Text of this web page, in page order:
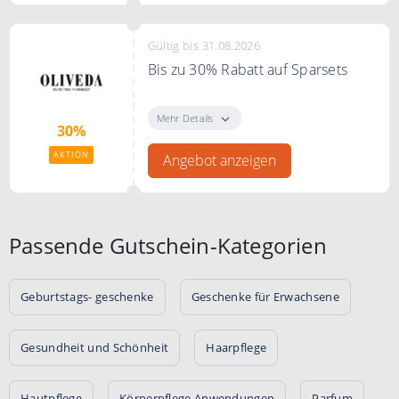
Gilt für alle Kunden und das
gesamte Sortiment.
30%
AKTION
Gültig bis 31.08.2026
Bis zu 30% Rabatt auf Sparsets
ausgewählte Sparsets.
Mehr Details
Angebot anzeigen
Passende Gutschein-Kategorien
Geburtstags- geschenke Geschenke für Erwachsene
Gesundheit und Schönheit Haarpflege